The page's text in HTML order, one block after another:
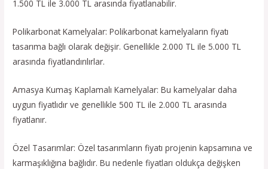
1.500 TL ile 3.000 TL arasında fiyatlanabilir.
Polikarbonat Kamelyalar: Polikarbonat kamelyaların fiyatı
tasarıma bağlı olarak değişir. Genellikle 2.000 TL ile 5.000 TL
arasında fiyatlandırılırlar.
Amasya Kumaş Kaplamalı Kamelyalar: Bu kamelyalar daha
uygun fiyatlıdır ve genellikle 500 TL ile 2.000 TL arasında
fiyatlanır.
Özel Tasarımlar: Özel tasarımların fiyatı projenin kapsamına ve
karmaşıklığına bağlıdır. Bu nedenle fiyatları oldukça değişken